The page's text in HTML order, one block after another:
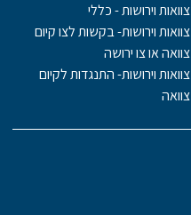
צוואות וירושות - כללי
צוואות וירושות- בקשות לצו קיום
צוואה או צו ירושה
צוואות וירושות- התנגדות לקיום
צוואה